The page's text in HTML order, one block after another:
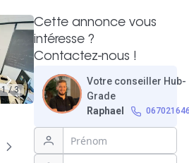
1 / 3
Cette annonce vous
intéresse ?
Contactez-nous !
Votre conseiller Hub-
Grade
Raphael